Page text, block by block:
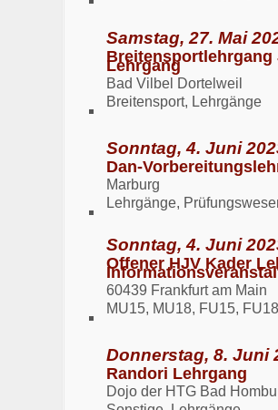
Samstag, 27. Mai
Lehrgang
Bad Vilbel Dortelweil
Breitensport, Lehrgänge
Sonntag, 4. Juni
Dan-
Marburg
Lehrgänge,
Sonntag, 4. Juni
Offener HJV Kader
60439 Frankfurt am Main
MU15, MU18, FU15,
Donnerstag, 8. Juni
Randori Lehrgang
Dojo der HTG Bad